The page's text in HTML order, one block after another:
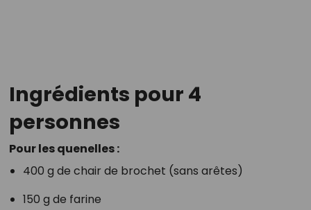
Ingrédients pour 4
personnes
Pour les quenelles :
400 g de chair de brochet (sans arêtes)
150 g de farine